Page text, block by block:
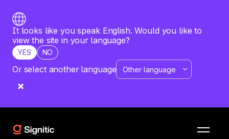
It looks like you speak English. Would you like to
view the site in your language?
YES NO
Or select another language
Welche Software eignet sich am besten für Ihr
Unternehmen? Möchten Sie Newoldstamp mit Boost My Mail